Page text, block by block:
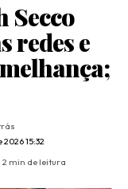
Secco
redes e
15:32
2 min de leitura